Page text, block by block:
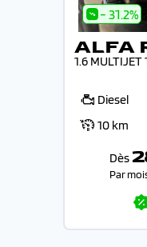
- 31.2%
ALFA
1.6 MULTIJET
Diesel
10 km
Dès
Par